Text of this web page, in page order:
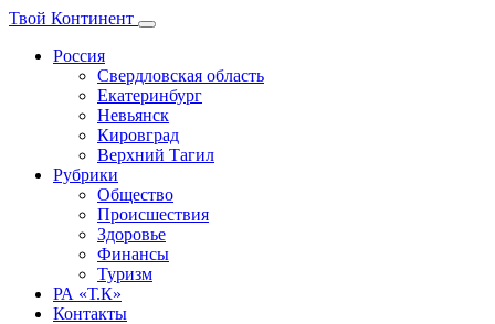
Твой Континент
Россия
Свердловская область
Екатеринбург
Невьянск
Кировград
Верхний Тагил
Рубрики
Общество
Происшествия
Здоровье
Финансы
Туризм
РА «Т.К»
Контакты